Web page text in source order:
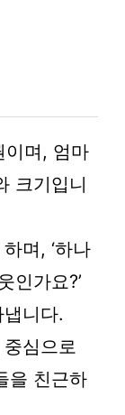
이며, 엄마
크기입니
며, ‘하나
인가요?’
니다.
심으로
을 친근하